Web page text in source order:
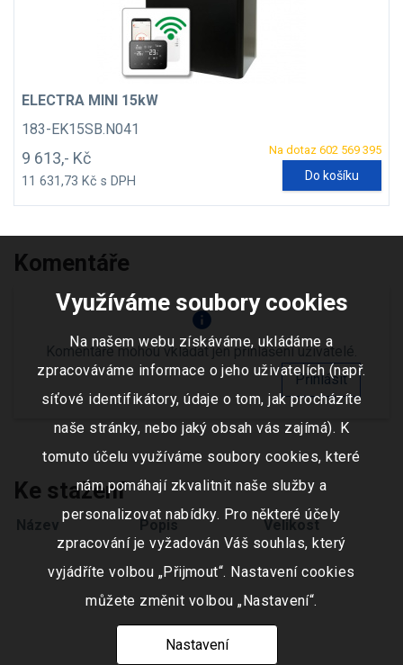
ELECTRA MINI 15kW
183-EK15SB.N041
Na dotaz 602 569 395
9 613,- Kč
11 631,73 Kč s DPH Do košíku
Komentáře
info
Komentáře mohou vkládat jen přihlášení uživatelé.
Přihlásit
Ke stažení
Název Popis Velikost
Využíváme soubory cookies
Na našem webu získáváme, ukládáme a
zpracováváme informace o jeho uživatelích (např.
síťové identifikátory, údaje o tom, jak procházíte
naše stránky, nebo jaký obsah vás zajímá). K
tomuto účelu využíváme soubory cookies, které
nám pomáhají zkvalitnit naše služby a
personalizovat nabídky. Pro některé účely
zpracování je vyžadován Váš souhlas, který
vyjádříte volbou „Přijmout“. Nastavení cookies
můžete změnit volbou „Nastavení“.
Nastavení